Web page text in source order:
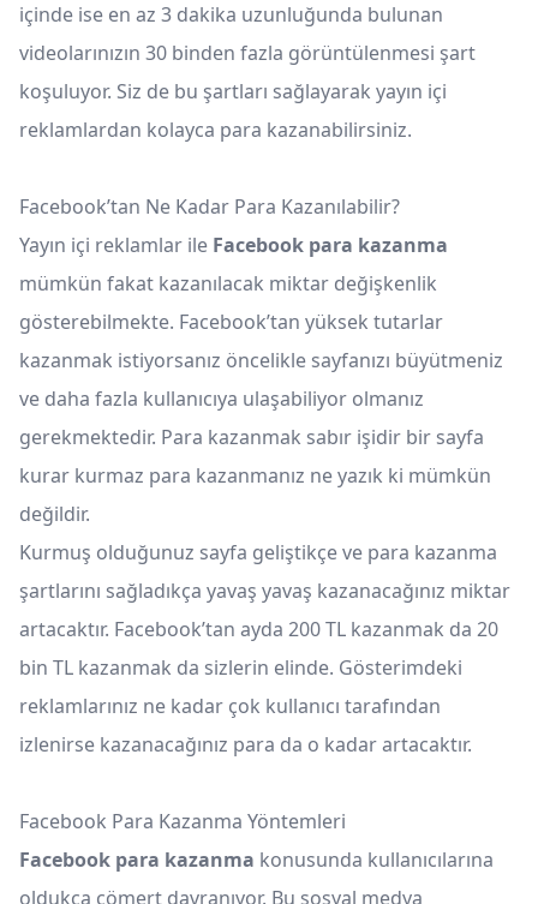
içinde ise en az 3 dakika uzunluğunda bulunan
videolarınızın 30 binden fazla görüntülenmesi şart
koşuluyor. Siz de bu şartları sağlayarak yayın içi
reklamlardan kolayca para kazanabilirsiniz.
Facebook’tan Ne Kadar Para Kazanılabilir?
Yayın içi reklamlar ile Facebook para kazanma
mümkün fakat kazanılacak miktar değişkenlik
gösterebilmekte. Facebook’tan yüksek tutarlar
kazanmak istiyorsanız öncelikle sayfanızı büyütmeniz
ve daha fazla kullanıcıya ulaşabiliyor olmanız
gerekmektedir. Para kazanmak sabır işidir bir sayfa
kurar kurmaz para kazanmanız ne yazık ki mümkün
değildir.
Kurmuş olduğunuz sayfa geliştikçe ve para kazanma
şartlarını sağladıkça yavaş yavaş kazanacağınız miktar
artacaktır. Facebook’tan ayda 200 TL kazanmak da 20
bin TL kazanmak da sizlerin elinde. Gösterimdeki
reklamlarınız ne kadar çok kullanıcı tarafından
izlenirse kazanacağınız para da o kadar artacaktır.
Facebook Para Kazanma Yöntemleri
Facebook para kazanma konusunda kullanıcılarına
oldukça cömert davranıyor. Bu sosyal medya